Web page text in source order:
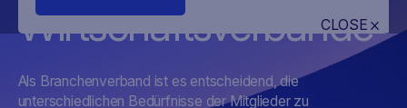
CLOSE
Wirtschaftsverbände
Als Branchenverband ist es entscheidend, die
unterschiedlichen Bedürfnisse der Mitglieder zu